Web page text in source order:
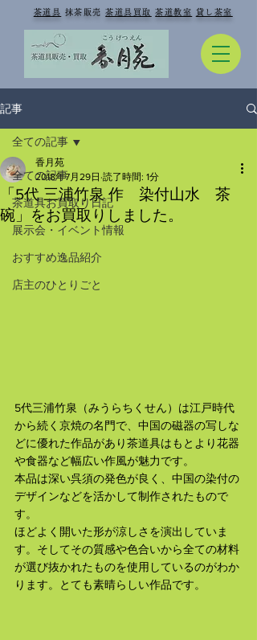
茶道具 抹茶販売茶道具買取 茶道教室 貸し茶室
記事
全ての記事
茶道具お買取り日記
展示会・イベント情報
おすすめ逸品紹介
店主のひとりごと
全ての記事
「5代 三浦竹泉 作 染付山水 茶
碗」をお買取りしました。
香月苑
2018年7月29日 読了時間: 1分
5代三浦竹泉（みうらちくせん）は江戸時代
から続く京焼の名門で、中国の磁器の写しな
どに優れた作品があり茶道具はもとより花器
や食器など幅広い作風が魅力です。
本品は深い呉須の発色が良く、中国の染付の
デザインなどを活かして制作されたもので
す。
ほどよく開いた形が涼しさを演出していま
す。そしてその質感や色合いから全ての材料
が選び抜かれたものを使用しているのがわか
ります。とても素晴らしい作品です。